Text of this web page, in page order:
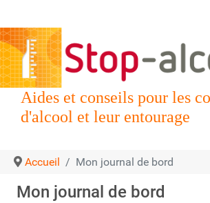
Aides et conseils pour les
d'alcool et leur entourage
Accueil Mon journal de bord
Mon journal de bord